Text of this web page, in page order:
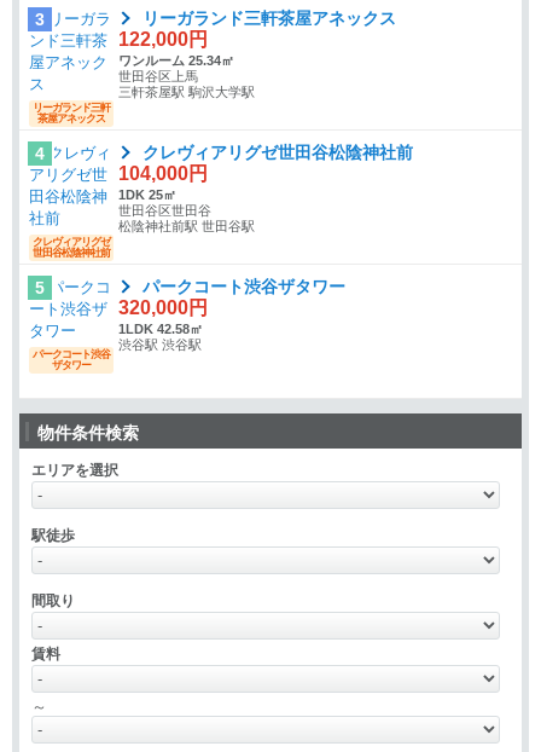
3
リーガランド三軒
茶屋アネックス
リーガランド三軒茶屋アネックス
122,000円
ワンルーム 25.34㎡
世田谷区上馬
三軒茶屋駅 駒沢大学駅
4
クレヴィアリグゼ
世田谷松陰神社前
クレヴィアリグゼ世田谷松陰神社前
104,000円
1DK 25㎡
世田谷区世田谷
松陰神社前駅 世田谷駅
5
パークコート渋谷
ザタワー
パークコート渋谷ザタワー
320,000円
1LDK 42.58㎡
渋谷駅 渋谷駅
物件条件検索
エリアを選択
駅徒歩
間取り
賃料
～